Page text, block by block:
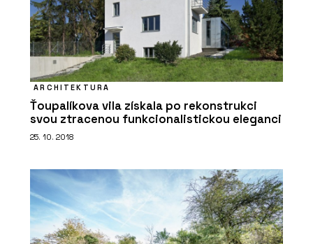
ARCHITEKTURA
Ťoupalíkova vila získala po rekonstrukci
svou ztracenou funkcionalistickou eleganci
25. 10. 2018